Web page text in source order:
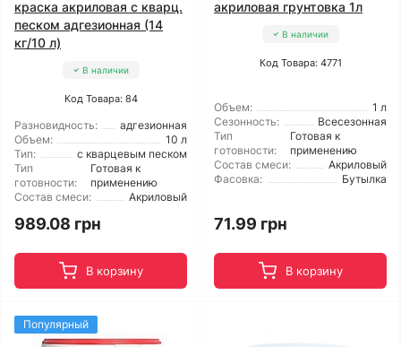
краска акриловая с кварц.
песком адгезионная (14
кг/10 л)
В наличии
Код Товара: 84
Разновидность:
адгезионная
Объем:
10 л
Тип:
с кварцевым песком
Тип
готовности:
Готовая к
применению
Состав смеси:
Акриловый
989.08 грн
В корзину
акриловая грунтовка 1л
В наличии
Код Товара: 4771
Объем:
1 л
Сезонность:
Всесезонная
Тип
готовности:
Готовая к
применению
Состав смеси:
Акриловый
Фасовка:
Бутылка
71.99 грн
В корзину
Популярный